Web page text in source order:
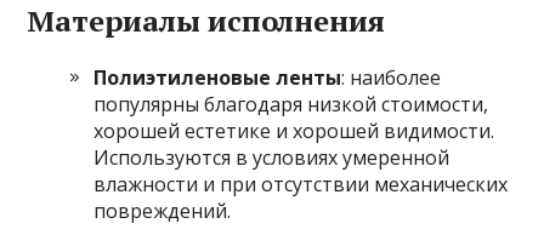
Материалы исполнения
Полиэтиленовые ленты: наиболее
популярны благодаря низкой стоимости,
хорошей естетике и хорошей видимости.
Используются в условиях умеренной
влажности и при отсутствии механических
повреждений.